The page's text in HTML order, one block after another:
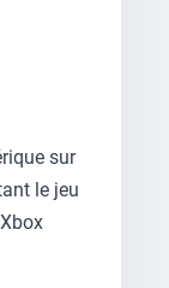
sur
le jeu